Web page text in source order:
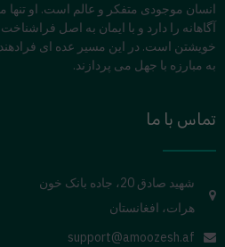
انسان موجودی متفکر و عالم است. او
آگاهانه را دارد و با ایمان به اصل
خویشتن است. در این مسیر عده ای
به مبارزه با جهل می پردازند.
تماس با ما
شهید صادق 20، جاده بانک خون
هرات، افغانستان
support@amoozesh.af